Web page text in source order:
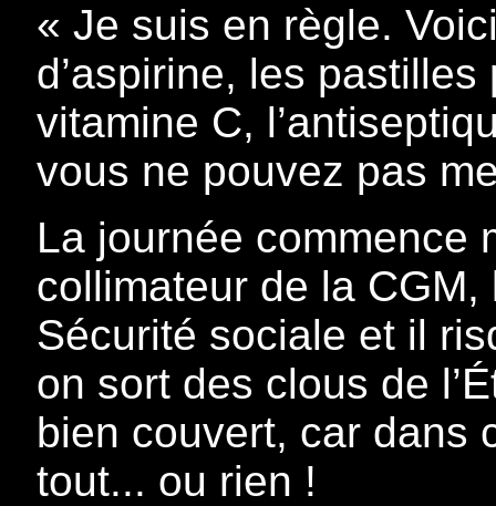
« Je suis en règle.
d’aspirine, les
vitamine C,
vous ne pouvez pas
La journée commence
collimateur de la
Sécurité sociale et il
on sort des clous de
bien couvert, car dans
tout... ou rien !